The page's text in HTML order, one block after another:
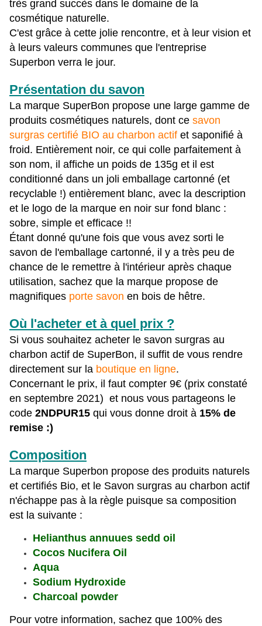
très grand succès dans le domaine de la
cosmétique naturelle.
C'est grâce à cette jolie rencontre, et à leur vision et
à leurs valeurs communes que l'entreprise
Superbon verra le jour.
Présentation du savon
La marque SuperBon propose une large gamme de
produits cosmétiques naturels, dont ce savon
surgras certifié BIO au charbon actif et saponifié à
froid. Entièrement noir, ce qui colle parfaitement à
son nom, il affiche un poids de 135g et il est
conditionné dans un joli emballage cartonné (et
recyclable !) entièrement blanc, avec la description
et le logo de la marque en noir sur fond blanc :
sobre, simple et efficace !!
Étant donné qu'une fois que vous avez sorti le
savon de l'emballage cartonné, il y a très peu de
chance de le remettre à l'intérieur après chaque
utilisation, sachez que la marque propose de
magnifiques porte savon en bois de hêtre.
Où l'acheter et à quel prix ?
Si vous souhaitez acheter le savon surgras au
charbon actif de SuperBon, il suffit de vous rendre
directement sur la boutique en ligne.
Concernant le prix, il faut compter 9€ (prix constaté
en septembre 2021) et nous vous partageons le
code 2NDPUR15 qui vous donne droit à 15% de
remise :)
Composition
La marque Superbon propose des produits naturels
et certifiés Bio, et le Savon surgras au charbon actif
n'échappe pas à la règle puisque sa composition
est la suivante :
Helianthus annuues sedd oil
Cocos Nucifera Oil
Aqua
Sodium Hydroxide
Charcoal powder
Pour votre information, sachez que 100% des